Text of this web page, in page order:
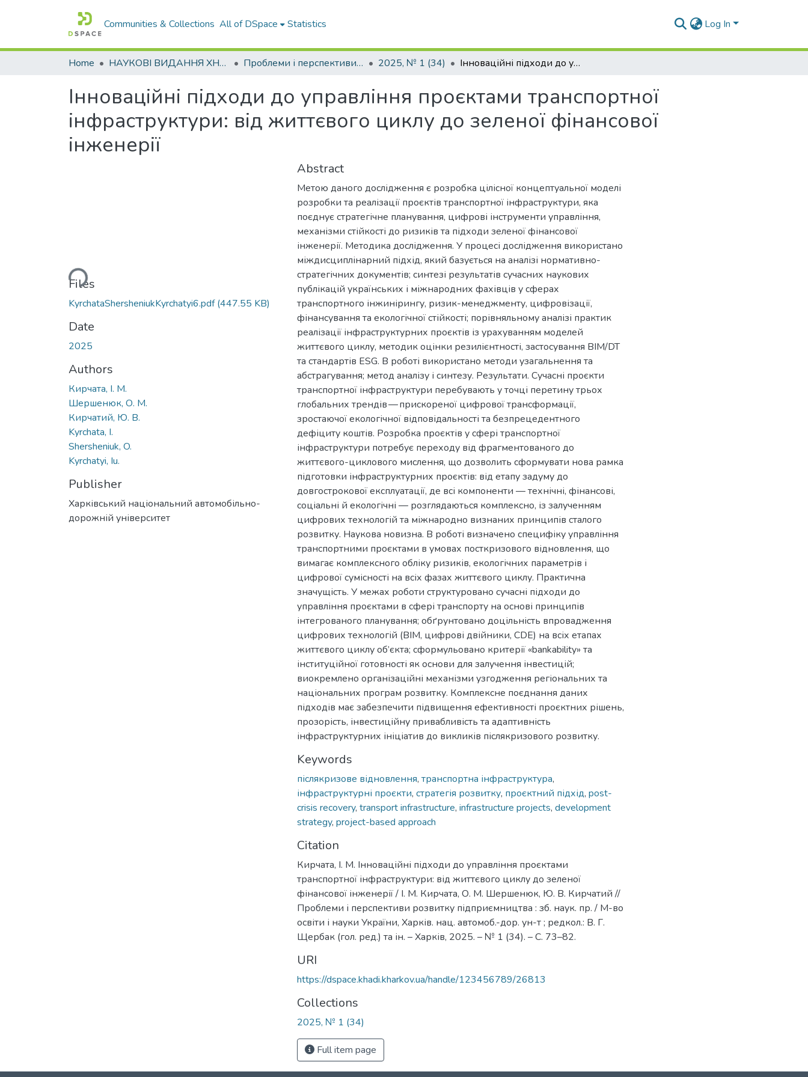
Communities & Collections All of DSpace Statistics Log In
Home НАУКОВІ ВИДАННЯ ХНАДУ Проблеми і перспективи розвитку підприємництва 2025, № 1 (34) Інноваційні підходи до управління проєктами транспортної інфраструктури: від життєвого циклу до зеленої фінансової інженерії
Інноваційні підходи до управління проєктами транспортної
інфраструктури: від життєвого циклу до зеленої фінансової
інженерії
Loading...
Files
KyrchataShersheniukKyrchatyi6.pdf(447.55 KB)
Date
2025
Authors
Кирчата, І. М.
Шершенюк, О. М.
Кирчатий, Ю. В.
Kyrchata, I.
Shersheniuk, O.
Kyrchatyi, Iu.
Publisher
Харківський національний автомобільно-
дорожній університет
Abstract
Метою даного дослідження є розробка цілісної концептуальної моделі
розробки та реалізації проєктів транспортної інфраструктури, яка
поєднує стратегічне планування, цифрові інструменти управління,
механізми стійкості до ризиків та підходи зеленої фінансової
інженерії. Методика дослідження. У процесі дослідження використано
міждисциплінарний підхід, який базується на аналізі нормативно-
стратегічних документів; синтезі результатів сучасних наукових
публікацій українських і міжнародних фахівців у сферах
транспортного інжинірингу, ризик-менеджменту, цифровізації,
фінансування та екологічної стійкості; порівняльному аналізі практик
реалізації інфраструктурних проєктів із урахуванням моделей
життєвого циклу, методик оцінки резилієнтності, застосування BIM/DT
та стандартів ESG. В роботі використано методи узагальнення та
абстрагування; метод аналізу і синтезу. Результати. Сучасні проєкти
транспортної інфраструктури перебувають у точці перетину трьох
глобальних трендів — прискореної цифрової трансформації,
зростаючої екологічної відповідальності та безпрецедентного
дефіциту коштів. Розробка проєктів у сфері транспортної
інфраструктури потребує переходу від фрагментованого до
життєвого-циклового мислення, що дозволить сформувати нова рамка
підготовки інфраструктурних проєктів: від етапу задуму до
довгострокової експлуатації, де всі компоненти — технічні, фінансові,
соціальні й екологічні — розглядаються комплексно, із залученням
цифрових технологій та міжнародно визнаних принципів сталого
розвитку. Наукова новизна. В роботі визначено специфіку управління
транспортними проєктами в умовах посткризового відновлення, що
вимагає комплексного обліку ризиків, екологічних параметрів і
цифрової сумісності на всіх фазах життєвого циклу. Практична
значущість. У межах роботи структуровано сучасні підходи до
управління проєктами в сфері транспорту на основі принципів
інтегрованого планування; обґрунтовано доцільність впровадження
цифрових технологій (BIM, цифрові двійники, CDE) на всіх етапах
життєвого циклу об’єкта; сформульовано критерії «bankability» та
інституційної готовності як основи для залучення інвестицій;
виокремлено організаційні механізми узгодження регіональних та
національних програм розвитку. Комплексне поєднання даних
підходів має забезпечити підвищення ефективності проєктних рішень,
прозорість, інвестиційну привабливість та адаптивність
інфраструктурних ініціатив до викликів післякризового розвитку.
Keywords
післякризове відновлення, транспортна інфраструктура,
інфраструктурні проєкти, стратегія розвитку, проєктний підхід, post-
crisis recovery, transport infrastructure, infrastructure projects, development
strategy, project-based approach
Citation
Кирчата, І. М. Інноваційні підходи до управління проєктами
транспортної інфраструктури: від життєвого циклу до зеленої
фінансової інженерії / І. М. Кирчата, О. М. Шершенюк, Ю. В. Кирчатий //
Проблеми і перспективи розвитку підприємництва : зб. наук. пр. / М-во
освіти і науки України, Харків. нац. автомоб.-дор. ун-т ; редкол.: В. Г.
Щербак (гол. ред.) та ін. – Харків, 2025. – № 1 (34). – С. 73–82.
URI
https://dspace.khadi.kharkov.ua/handle/123456789/26813
Collections
2025, № 1 (34)
Full item page